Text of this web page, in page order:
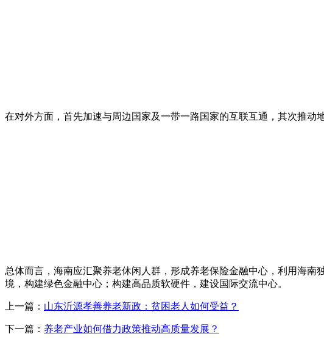
在对外方面，首先加速与周边国家及一带一路国家的互联互通，其次推动
总体而言，海南应汇聚养老休闲人群，形成养老保险金融中心，利用海
境，构建绿色金融中心；构建高品质软硬件，建设国际交流中心。
上一篇： 山东沂源孝善养老新政：贫困老人如何受益？
下一篇： 养老产业如何借力政策推动高质量发展？